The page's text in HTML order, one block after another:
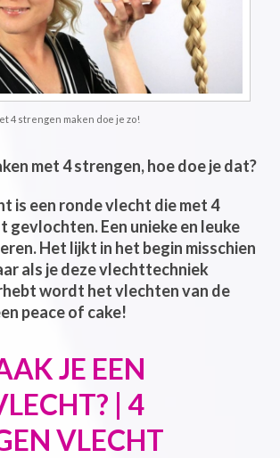
4 strengen maken doe je zo!
met 4 strengen, hoe doe je dat?
is een ronde vlecht die met 4
gevlochten. Een unieke en leuke
Het lijkt in het begin misschien
als je deze vlechttechniek
wordt het vlechten van de
peace of cake!
JE EEN
| 4
VLECHT